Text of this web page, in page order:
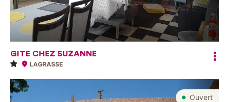
GITE CHEZ SUZANNE
LAGRASSE
Ouvert